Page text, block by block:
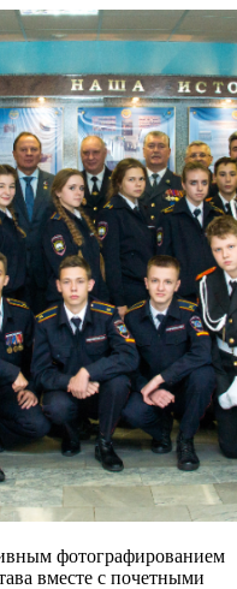
фотографированием
вместе с почетными